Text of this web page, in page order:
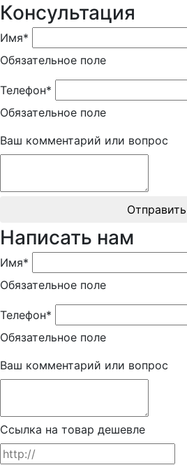
Консультация
Имя*
Обязательное поле
Телефон*
Обязательное поле
Ваш комментарий или вопрос
Отправить
Написать нам
Имя*
Обязательное поле
Телефон*
Обязательное поле
Ваш комментарий или вопрос
Ссылка на товар дешевле